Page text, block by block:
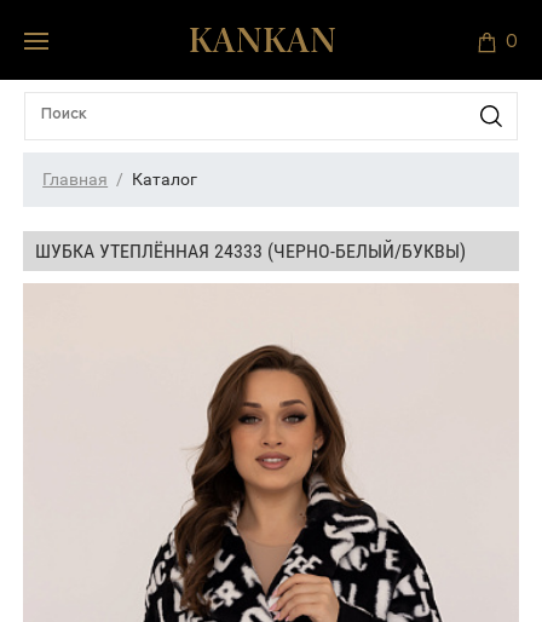
0
Главная Каталог
ШУБКА УТЕПЛЁННАЯ 24333 (ЧЕРНО-БЕЛЫЙ/БУКВЫ)